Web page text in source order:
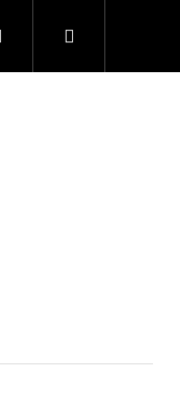
Kolekcie
PrihlásenieNákupný